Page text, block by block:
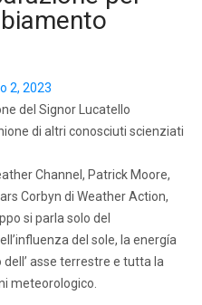
2, 2023
del Signor Lucatello
di altri conosciuti scienziati
Channel, Patrick Moore,
Corbyn di Weather Action,
si parla solo del
del sole, la energía
asse terrestre e tutta la
meteorologico.